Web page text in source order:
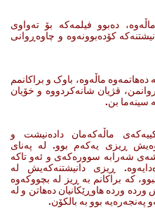
ده‌بوو فیلمه‌که‌ بۆ ته‌واوی
کۆده‌بوونه‌وه‌ و چاوه‌ڕوانی
ماڵه‌وه‌، باوک ‌و براکانمم
قژیان شانه‌کردووه‌ و خۆیان
سینه‌ما بن.
ماڵه‌که‌مان داده‌نیشت ‌و
ڕیزی یه‌که‌م بوو. له‌ په‌نای
شه‌رابه‌ سووره‌که‌ی‌ و ئه‌و تاکه‌
ڕیزی دانیشتنه‌که‌یش له‌
که‌ براکانم به‌ ڕیز له‌ بچووکه‌وه‌
ورده‌ هاوڕێکانیان ده‌هاتن و له‌
په‌نجه‌ره‌یه‌ بوو به‌ بالکۆن.